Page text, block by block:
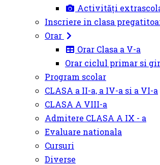
Activități
Inscriere in clasa
Orar
Orar Clasa a V-a
Orar ciclul primar si
Program scolar
CLASA a II-a, a IV-a si a VI-a
CLASA A VIII-a
Admitere CLASA A IX - a
Evaluare nationala
Cursuri
Diverse